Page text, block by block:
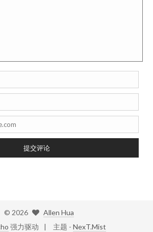
提交评论
© 2026
Allen Hua
强力驱动 主题 - NexT.Mist